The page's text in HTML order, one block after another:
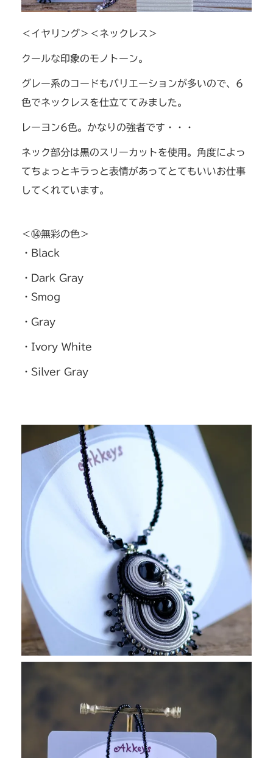
＜イヤリング＞＜ネックレス＞
クールな印象のモノトーン。
グレー系のコードもバリエーションが多いので、6
色でネックレスを仕立ててみました。
レーヨン6色。かなりの強者です・・・
ネック部分は黒のスリーカットを使用。角度によっ
てちょっとキラっと表情があってとてもいいお仕事
してくれています。
＜⑭無彩の色＞
・Black
・Dark Gray
・Smog
・Gray
・Ivory White
・Silver Gray